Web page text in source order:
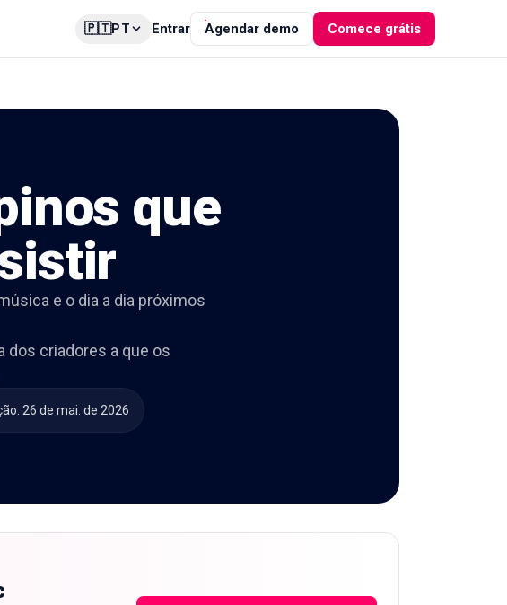
🇵🇹PT Entrar Agendar demo Comece grátis
que
e o dia a dia próximos
dos criadores a que os
: 26 de mai. de 2026